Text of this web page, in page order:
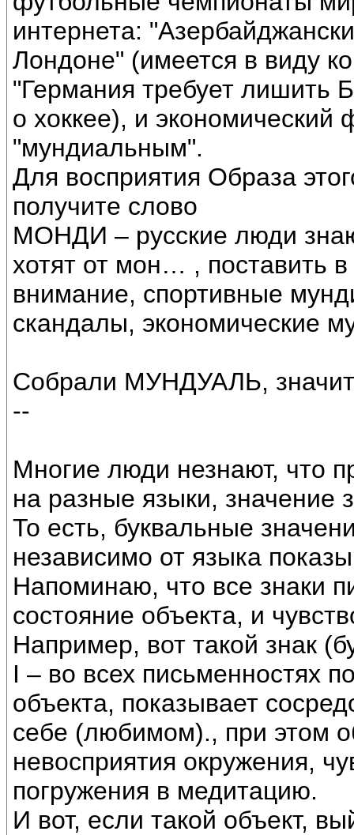
интернета:
Лондоне" (имеется в виду
"Германия требует лишить
о хоккее), и
"мундиальным".
Для восприятия Образа
получите слово
МОНДИ – русские люди
хотят от мон… , поставить
внимание, спортивные
скандалы, экономические
Собрали МУНДУАЛЬ, значит
--
Многие люди незнают, что
на разные языки, значение
То есть, буквальные
независимо от языка
Напоминаю, что все знаки
состояние объекта, и
Например, вот такой знак
I – во всех письменностях
объекта, показывает
себе (любимом)., при этом
невосприятия окружения,
погружения в медитацию.
И вот, если такой объект,